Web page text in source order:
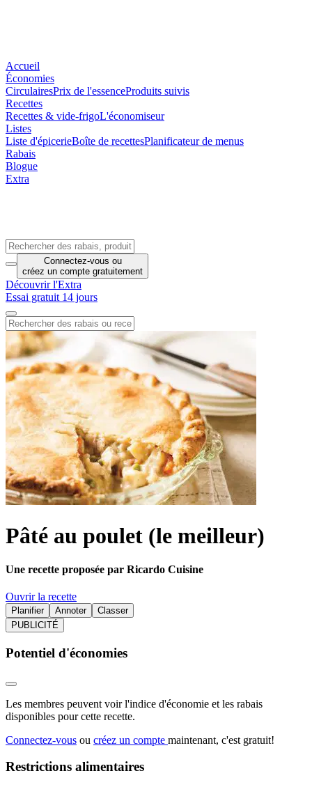
Accueil
Économies
CirculairesPrix de l'essenceProduits suivis
Recettes
Recettes & vide-frigoL'économiseur
Listes
Liste d'épicerieBoîte de recettesPlanificateur de menus
Rabais
Blogue
Extra
Connectez-vous ou
créez un compte gratuitement
Découvrir l'Extra
Essai gratuit 14 jours
Pâté au poulet (le meilleur)
Une recette proposée par Ricardo Cuisine
Ouvrir la recette
Planifier Annoter
Classer
PUBLICITÉ
Potentiel d'économies
Les membres peuvent voir l'indice d'économie et les rabais
disponibles pour cette recette.
Connectez-vous ou créez un compte maintenant, c'est gratuit!
Restrictions alimentaires